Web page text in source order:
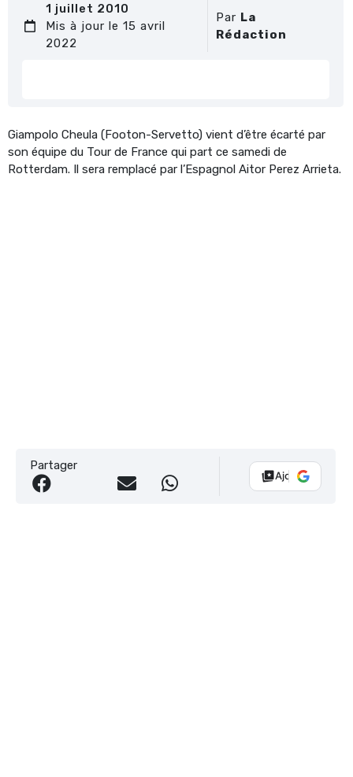
1 juillet 2010
Mis à jour le 15 avril
2022
Par La
Rédaction
Giampolo Cheula (Footon-Servetto) vient d’être écarté par
son équipe du Tour de France qui part ce samedi de
Rotterdam. Il sera remplacé par l’Espagnol Aitor Perez Arrieta.
Partager
Ajouter Vélo